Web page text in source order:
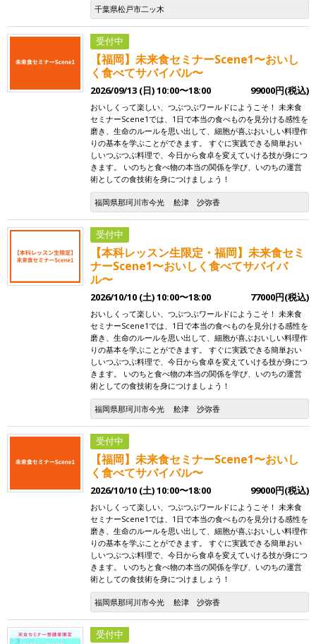
千葉県松戸市二ッ木
受付中
【福岡】未来食セミナーScene1〜おいし
く食べてサバイバル〜
2026/09/13 (日) 10:00〜18:00 99000円(税込)
おいしくって楽しい、つぶつぶワールドにようこそ！ 未来食
セミナーScene1では、1日で本当の食べものを見分ける感性を
磨き、生命のルールを思い出して、細胞が喜ぶおいしい料理作
りの基本を学ぶことができます。 すぐに実践できる簡単おい
しいつぶつぶ料理で、今日から食卓を変えていける技が身につ
きます。 いのちと食べ物の本当の関係を学び、いのちの運営
術としての食技術を身につけましょう！
福岡県那珂川市今光 舩津 沙弥香
受付中
【本科レッスン生限定・福岡】未来食セミ
ナーScene1〜おいしく食べてサバイバ
ル〜
2026/10/10 (土) 10:00〜18:00 77000円(税込)
おいしくって楽しい、つぶつぶワールドにようこそ！ 未来食
セミナーScene1では、1日で本当の食べものを見分ける感性を
磨き、生命のルールを思い出して、細胞が喜ぶおいしい料理作
りの基本を学ぶことができます。 すぐに実践できる簡単おい
しいつぶつぶ料理で、今日から食卓を変えていける技が身につ
きます。 いのちと食べ物の本当の関係を学び、いのちの運営
術としての食技術を身につけましょう！
福岡県那珂川市今光 舩津 沙弥香
受付中
【福岡】未来食セミナーScene1〜おいし
く食べてサバイバル〜
2026/10/10 (土) 10:00〜18:00 99000円(税込)
おいしくって楽しい、つぶつぶワールドにようこそ！ 未来食
セミナーScene1では、1日で本当の食べものを見分ける感性を
磨き、生命のルールを思い出して、細胞が喜ぶおいしい料理作
りの基本を学ぶことができます。 すぐに実践できる簡単おい
しいつぶつぶ料理で、今日から食卓を変えていける技が身につ
きます。 いのちと食べ物の本当の関係を学び、いのちの運営
術としての食技術を身につけましょう！
福岡県那珂川市今光 舩津 沙弥香
受付中